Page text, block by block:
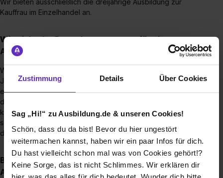
Zustimmung Details Über Cookies
Sag „Hi!“ zu Ausbildung.de & unseren Cookies!
Schön, dass du da bist! Bevor du hier ungestört
weitermachen kannst, haben wir ein paar Infos für dich.
Du hast vielleicht schon mal was von Cookies gehört!?
Keine Sorge, das ist nicht Schlimmes. Wir erklären dir
Kauffrau im Einzelhandel an.
Wie sieht der Bewerbungsprozess für eine
Ausbildungsstelle bei euch aus?
Wir haben alle offenen Ausbildungsplätze auf unserer
Jobsite ausgeschrieben. Du kannst deinen Lebenslauf ganz
einfach über unser Online-Formular einreichen. Kurz nach
deiner Bewerbung erhältst du eine Einladung zu einem
kurzen Video-Interview von uns. Unsere Storemanagerin
schaut sich dann deine vollständige Bewerbung an und lädt
dich zu einem persönlichen Interview ein.
Bis wann muss man sich für einen
Ausbildungsplatz bewerben?